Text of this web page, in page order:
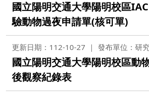
國立陽明交通大學陽明校區
驗動物過夜申請單(核可單)
更新日期：112-10-27 發布單位：研
國立陽明交通大學陽明校區動
後觀察紀錄表